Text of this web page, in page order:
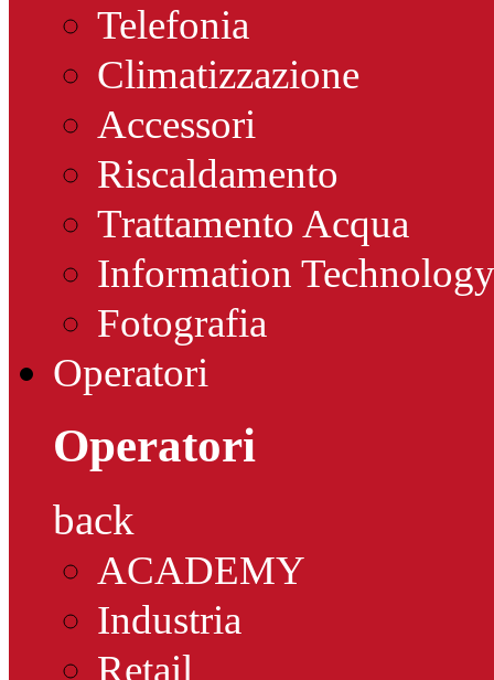
Telefonia
Climatizzazione
Accessori
Riscaldamento
Trattamento Acqua
Information Technology
Fotografia
Operatori
Operatori
back
ACADEMY
Industria
Retail